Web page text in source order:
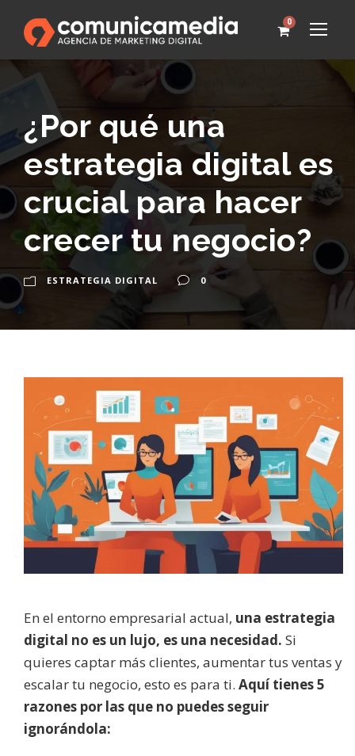
0
¿Por qué una
estrategia digital es
crucial para hacer
crecer tu negocio?
ESTRATEGIA DIGITAL 0
En el entorno empresarial actual, una estrategia
digital no es un lujo, es una necesidad. Si
quieres captar más clientes, aumentar tus ventas y
escalar tu negocio, esto es para ti. Aquí tienes 5
razones por las que no puedes seguir
ignorándola: